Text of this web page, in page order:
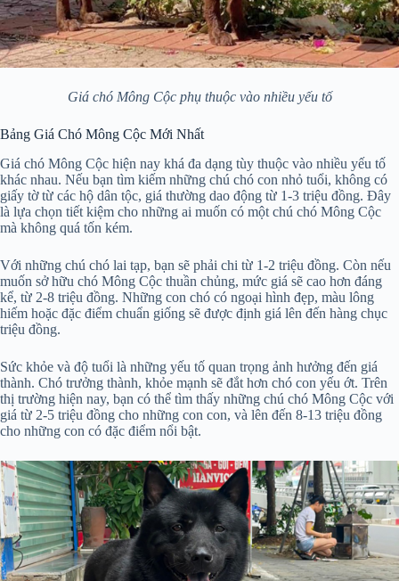
Giá chó Mông Cộc phụ thuộc vào nhiều yếu tố
Bảng Giá Chó Mông Cộc Mới Nhất
Giá chó Mông Cộc hiện nay khá đa dạng tùy thuộc vào nhiều yếu tố
khác nhau. Nếu bạn tìm kiếm những chú chó con nhỏ tuổi, không có
giấy tờ từ các hộ dân tộc, giá thường dao động từ 1-3 triệu đồng. Đây
là lựa chọn tiết kiệm cho những ai muốn có một chú chó Mông Cộc
mà không quá tốn kém.
Với những chú chó lai tạp, bạn sẽ phải chi từ 1-2 triệu đồng. Còn nếu
muốn sở hữu chó Mông Cộc thuần chủng, mức giá sẽ cao hơn đáng
kể, từ 2-8 triệu đồng. Những con chó có ngoại hình đẹp, màu lông
hiếm hoặc đặc điểm chuẩn giống sẽ được định giá lên đến hàng chục
triệu đồng.
Sức khỏe và độ tuổi là những yếu tố quan trọng ảnh hưởng đến giá
thành. Chó trưởng thành, khỏe mạnh sẽ đắt hơn chó con yếu ớt. Trên
thị trường hiện nay, bạn có thể tìm thấy những chú chó Mông Cộc với
giá từ 2-5 triệu đồng cho những con con, và lên đến 8-13 triệu đồng
cho những con có đặc điểm nổi bật.